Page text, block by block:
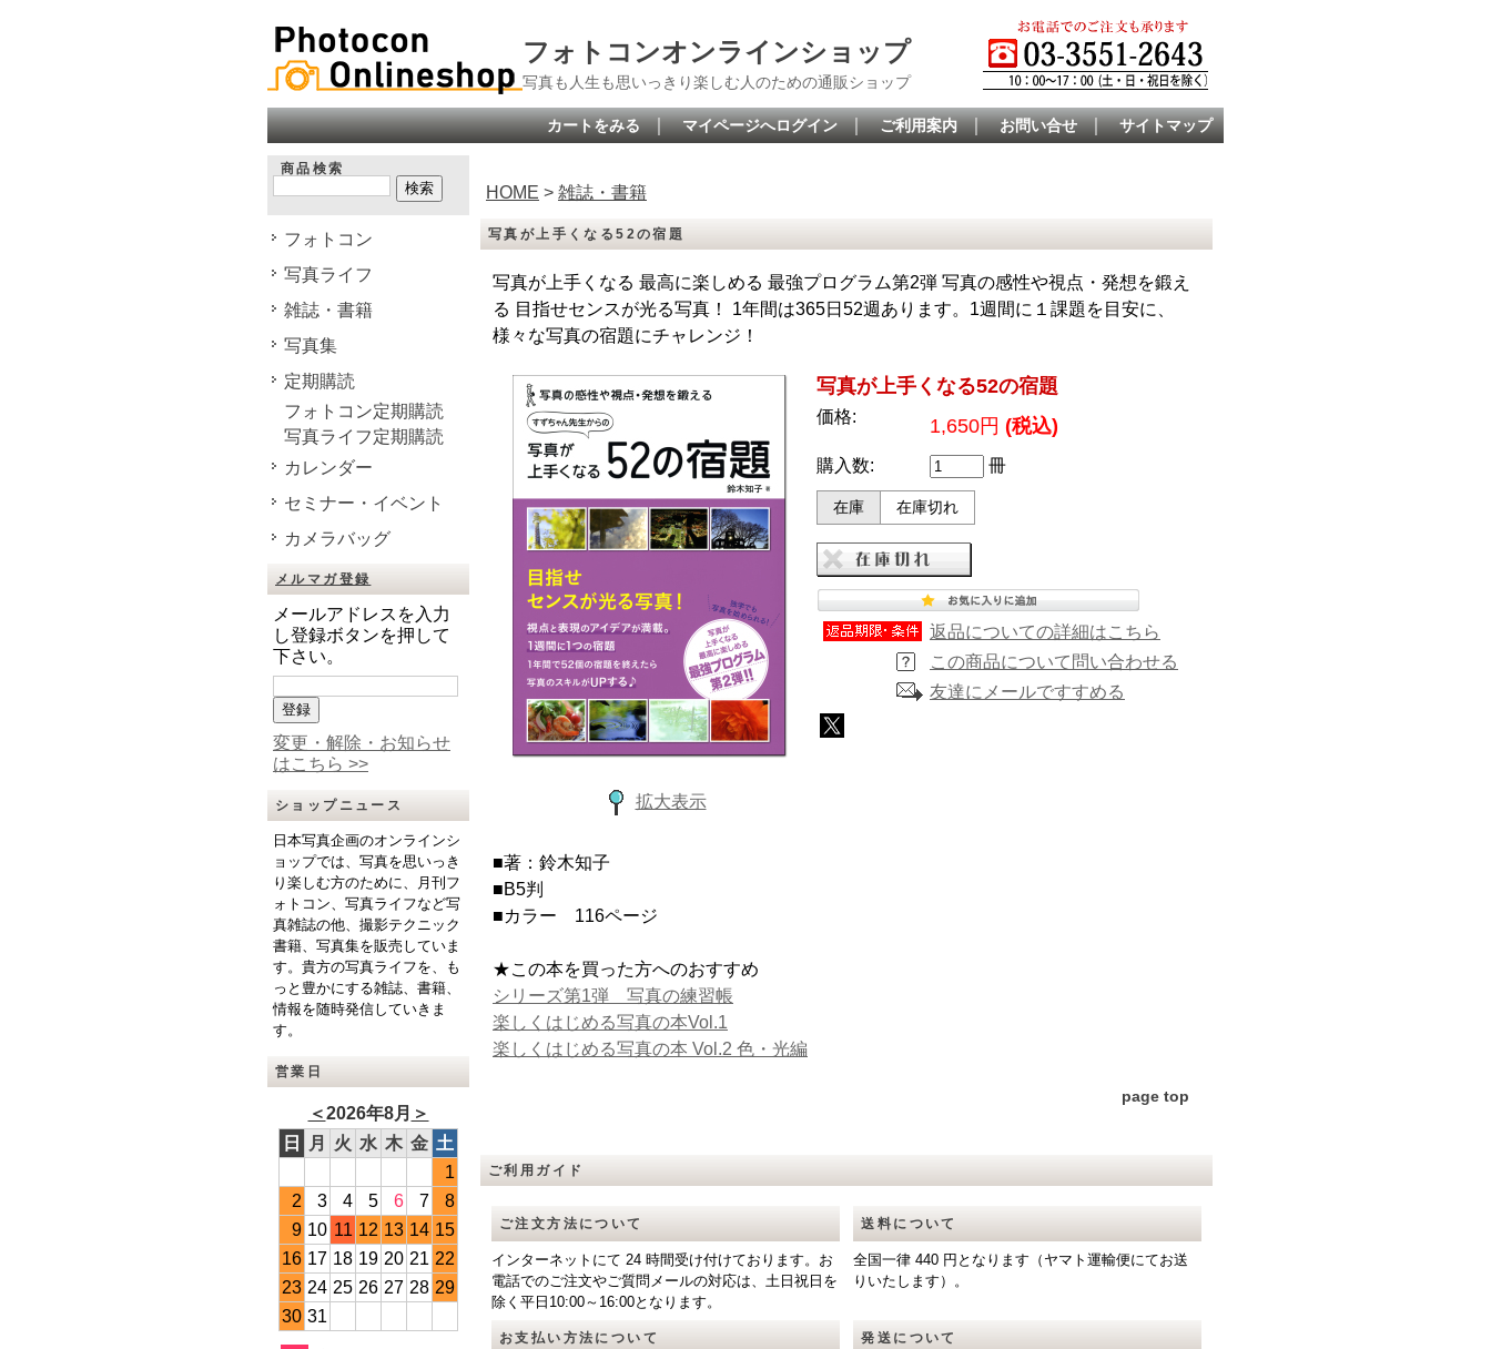
フォトコンオンラインショップ
写真も人生も思いっきり楽しむ人のための通販ショップ
カートをみる ｜ マイページへログイン ｜ ご利用案内 ｜ お問い合せ ｜ サイトマップ
商品検索
フォトコン
写真ライフ
雑誌・書籍
写真集
定期購読
フォトコン定期購読
写真ライフ定期購読
カレンダー
セミナー・イベント
カメラバッグ
メルマガ登録
メールアドレスを入力
し登録ボタンを押して
下さい。
変更・解除・お知らせ
はこちら >>
ショップニュース
日本写真企画のオンラインシ
ョップでは、写真を思いっき
り楽しむ方のために、月刊フ
ォトコン、写真ライフなど写
真雑誌の他、撮影テクニック
書籍、写真集を販売していま
す。貴方の写真ライフを、も
っと豊かにする雑誌、書籍、
情報を随時発信していきま
す。
営業日
＜2026年8月 ＞
日
月 火 水 木 金 土
1
2
3 4 5 6 7
8
9 10 11 12 13 14 15
16 17 18 19 20 21 22
23 24 25 26 27 28 29
30 31
HOME > 雑誌・書籍
写真が上手くなる52の宿題
写真が上手くなる 最高に楽しめる 最強プログラム第2弾 写真の感性や視点・発想を鍛え
る 目指せセンスが光る写真！ 1年間は365日52週あります。1週間に１課題を目安に、
様々な写真の宿題にチャレンジ！
拡大表示
写真が上手くなる52の宿題
価格: 1,650円 (税込)
購入数: 冊
在庫 在庫切れ
返品についての詳細はこちら
この商品について問い合わせる
友達にメールですすめる
■著：鈴木知子
■B5判
■カラー 116ページ
★この本を買った方へのおすすめ
シリーズ第1弾 写真の練習帳
楽しくはじめる写真の本Vol.1
楽しくはじめる写真の本 Vol.2 色・光編
page top
ご利用ガイド
ご注文方法について
インターネットにて 24 時間受け付けております。お
電話でのご注文やご質問メールの対応は、土日祝日を
除く平日10:00～16:00となります。
お支払い方法について
送料について
全国一律 440 円となります（ヤマト運輸便にてお送
りいたします）。
発送について